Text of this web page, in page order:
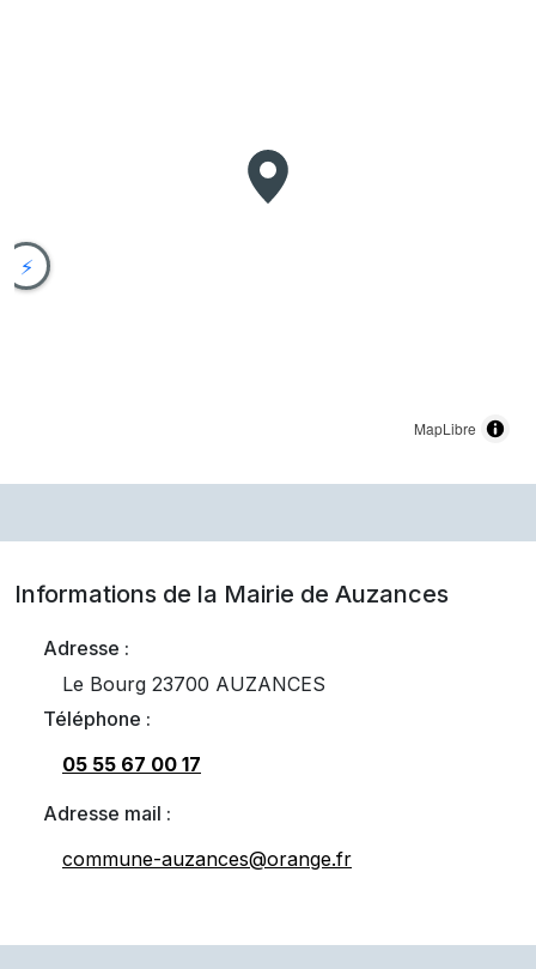
⚡
MapLibre
Informations de la Mairie de Auzances
Adresse :
Le Bourg 23700 AUZANCES
Téléphone :
05 55 67 00 17
Adresse mail :
commune-auzances@orange.fr